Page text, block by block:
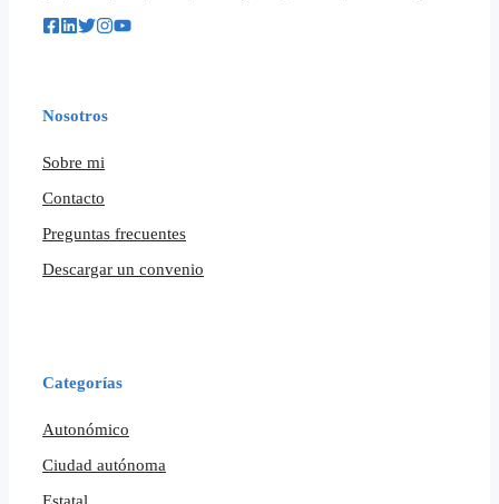
Nosotros
Sobre mi
Contacto
Preguntas frecuentes
Descargar un convenio
Categorías
Autonómico
Ciudad autónoma